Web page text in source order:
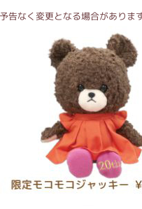
告なく変更となる場合がありま